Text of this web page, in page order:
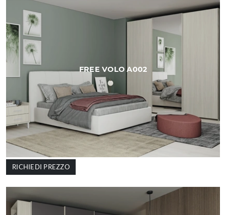
FREE VOLO A002
RICHIEDI PREZZO